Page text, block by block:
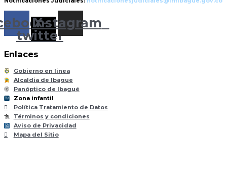
X-
twitter
Instagram
Enlaces
Gobierno en linea
Alcaldia de Ibague
Panóptico de Ibagué
til
Zona infantil
Política Tratamiento de Datos
Términos y condiciones
Aviso de Privacidad
Mapa del Sitio